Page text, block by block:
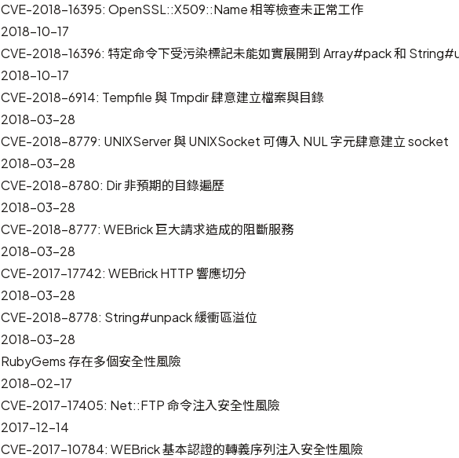
CVE-2018-16395: OpenSSL::X509::Name 相等檢查未正常工作
2018-10-17
CVE-2018-16396: 特定命令下受污染標記未能如實展開到 Array#pack 和
2018-10-17
CVE-2018-6914: Tempfile 與 Tmpdir 肆意建立檔案與目錄
2018-03-28
CVE-2018-8779: UNIXServer 與 UNIXSocket 可傳入 NUL 字元肆意建立 socket
2018-03-28
CVE-2018-8780: Dir 非預期的目錄遍歷
2018-03-28
CVE-2018-8777: WEBrick 巨大請求造成的阻斷服務
2018-03-28
CVE-2017-17742: WEBrick HTTP 響應切分
2018-03-28
CVE-2018-8778: String#unpack 緩衝區溢位
2018-03-28
RubyGems 存在多個安全性風險
2018-02-17
CVE-2017-17405: Net::FTP 命令注入安全性風險
2017-12-14
CVE-2017-10784: WEBrick 基本認證的轉義序列注入安全性風險